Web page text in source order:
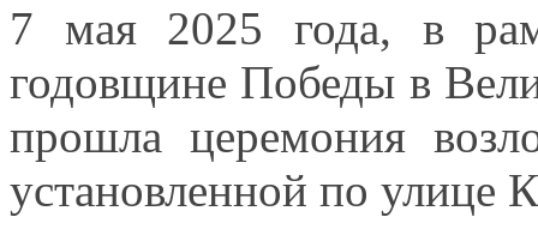
7 мая 2025 года,
в
годовщине Победы в
прошла церемония
установленной по улице